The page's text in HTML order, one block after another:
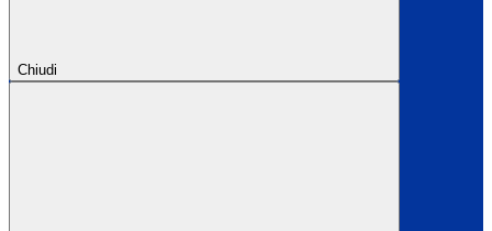
Chiudi